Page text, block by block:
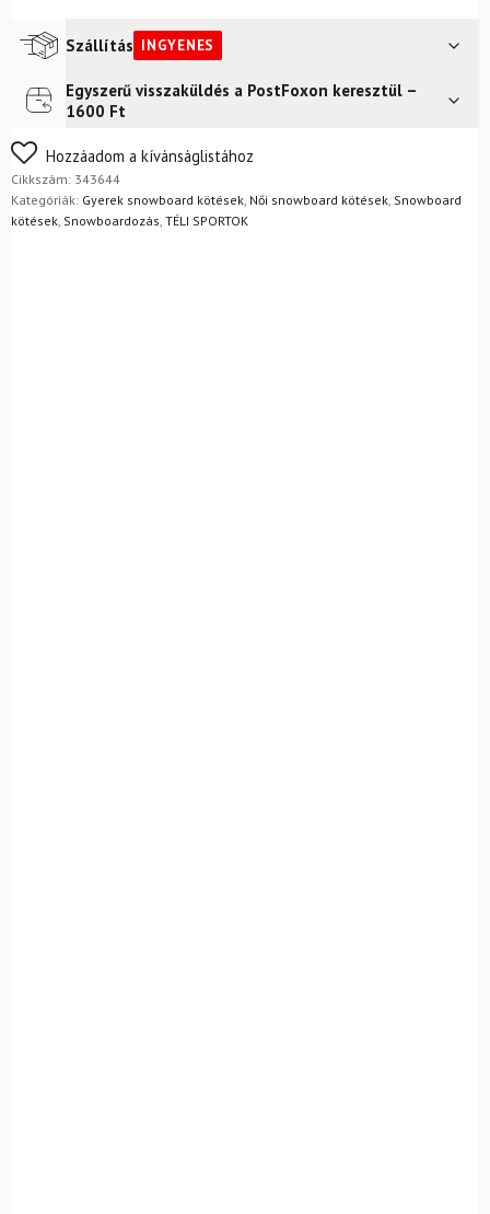
kötés
mennyiség
Szállítás INGYENES
Futár a címreIngyenes
FoxPost
Egyszerű visszaküldés a PostFoxon keresztül –
1600 Ft
Nem biztos a választásában? Semmi gond – a terméket
egyszerűen visszaküldheti 14 napon belül, indoklás nélkül.
Mik a visszaküldés feltételei?
Hozzáadom a kívánságlistához
Cikkszám: 343644
Kategóriák: Gyerek snowboard kötések Női snowboard kötések Snowboard
kötések Snowboardozás TÉLI SPORTOK